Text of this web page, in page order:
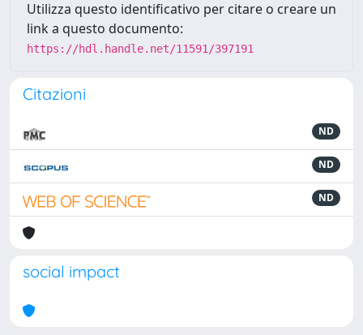
Utilizza questo identificativo per citare o creare un
link a questo documento:
https://hdl.handle.net/11591/397191
Citazioni
ND
ND
ND
social impact